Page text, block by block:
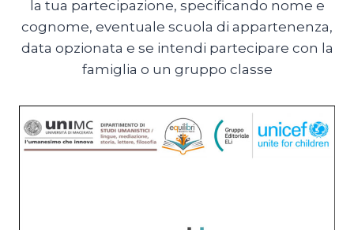
la tua partecipazione, specificando nome e
cognome, eventuale scuola di appartenenza,
data opzionata e se intendi partecipare con la
famiglia o un gruppo classe